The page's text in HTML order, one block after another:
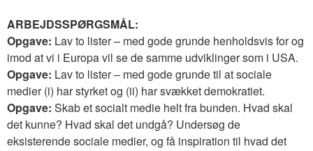
ARBEJDSSPØRGSMÅL:
Opgave: Lav to lister – med gode grunde henholdsvis for og
imod at vi i Europa vil se de samme udviklinger som i USA.
Opgave: Lav to lister – med gode grunde til at sociale
medier (i) har styrket og (ii) har svækket demokratiet.
Opgave: Skab et socialt medie helt fra bunden. Hvad skal
det kunne? Hvad skal det undgå? Undersøg de
eksisterende sociale medier, og få inspiration til hvad det